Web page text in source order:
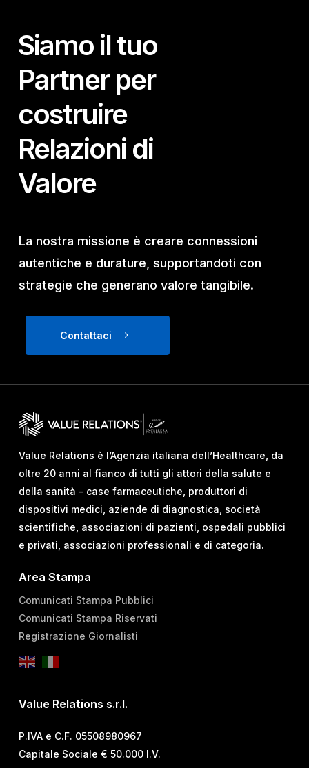
Siamo il tuo
Partner per
costruire
Relazioni di
Valore
La nostra missione è creare connessioni
autentiche e durature, supportandoti con
strategie che generano valore tangibile.
Contattaci
Value Relations è l’Agenzia italiana dell’Healthcare, da
oltre 20 anni al fianco di tutti gli attori della salute e
della sanità – case farmaceutiche, produttori di
dispositivi medici, aziende di diagnostica, società
scientifiche, associazioni di pazienti, ospedali pubblici
e privati, associazioni professionali e di categoria.
Area Stampa
Comunicati Stampa Pubblici
Comunicati Stampa Riservati
Registrazione Giornalisti
Value Relations s.r.l.
P.IVA e C.F. 05508980967
Capitale Sociale € 50.000 I.V.